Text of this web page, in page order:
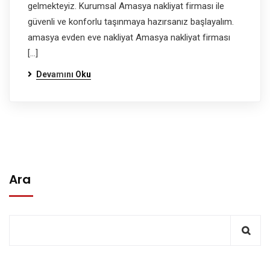
gelmekteyiz. Kurumsal Amasya nakliyat firması ile
güvenli ve konforlu taşınmaya hazırsanız başlayalım.
amasya evden eve nakliyat Amasya nakliyat firması
[…]
Devamını Oku
Ara